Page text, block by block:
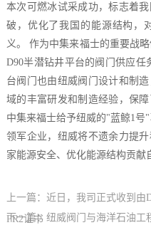
本次可燃冰试采成功，标志着
破，优化了我国的能源结构，
义。 作为中集来福士的重要战
D90半潜钻井平台的阀门供应任
台阀门也由纽威阀门设计和制
域的丰富研发和制造经验，保
中集来福士给予纽威的"蓝鲸1号
领军企业，纽威将不遗余力提
家能源安全、优化能源结构贡献
上一篇：近日，我司正式收到
PR2证书
下一篇：纽威阀门与海洋石油工